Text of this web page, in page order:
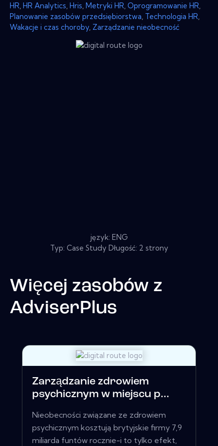
HR HR Analytics Hris Metryki HR Oprogramowanie HR
Planowanie zasobów przedsiębiorstwa Technologia HR
Wakacje i czas choroby Zarządzanie nieobecność
język: ENG
Typ: Case Study Długość: 2 strony
Więcej zasobów z
AdviserPlus
Zarządzanie zdrowiem
psychicznym w miejscu p...
Nieobecności związane ze zdrowiem
psychicznym kosztują brytyjskie firmy 7,9
miliarda funtów rocznie-i to tylko efekt,